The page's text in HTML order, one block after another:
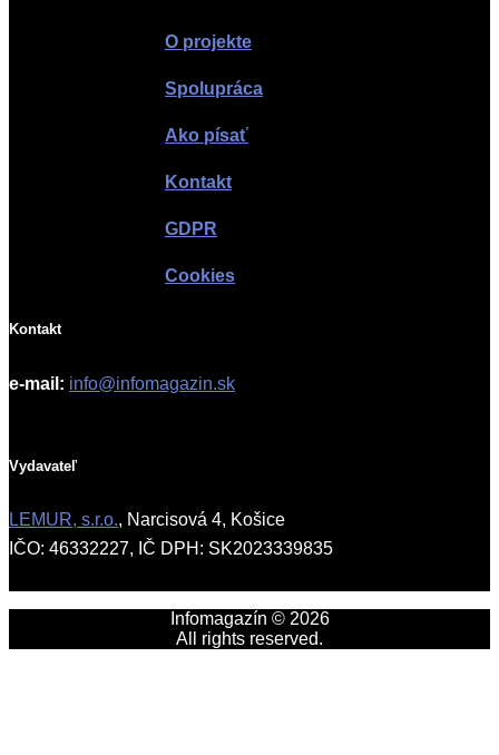
O projekte
Spolupráca
Ako písať
Kontakt
GDPR
Cookies
Kontakt
e-mail: info@infomagazin.sk
Vydavateľ
LEMUR, s.r.o., Narcisová 4, Košice
IČO: 46332227, IČ DPH: SK2023339835
Infomagazín © 2026
All rights reserved.